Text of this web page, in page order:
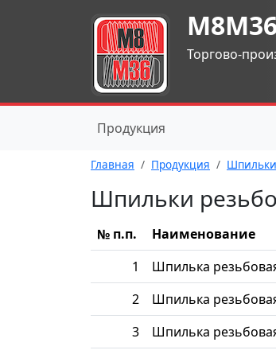
Торгово-
Продукция
Главная Продукция
Шпильки
№ п.п. Наименование
1
Шпилька
2 Шпилька
3 Шпилька